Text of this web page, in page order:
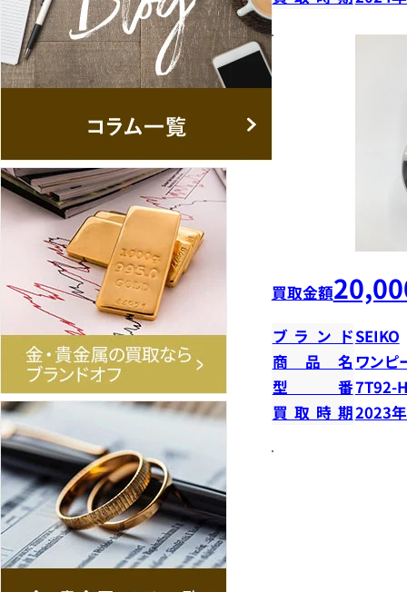
買取金額
ブランドSEIKO
商品名 ワンピ
型番7T92-
買取時期2023